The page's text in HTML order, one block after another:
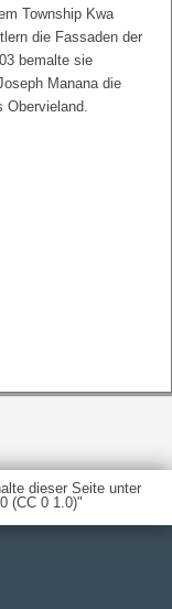
Township Kwa
die Fassaden der
bemalte sie
Manana die
Obervieland.
dieser Seite unter